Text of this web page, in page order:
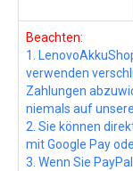
Beachten:
1.
verwenden
Zahlungen
niemals auf
2. Sie können
mit Google Pay
3. Wenn Sie